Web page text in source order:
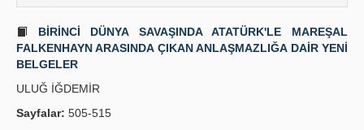
BİRİNCİ DÜNYA SAVAŞINDA ATATÜRK'LE MAREŞAL
FALKENHAYN ARASINDA ÇIKAN ANLAŞMAZLIĞA DAİR YENİ
BELGELER
ULUĞ İĞDEMİR
Sayfalar: 505-515